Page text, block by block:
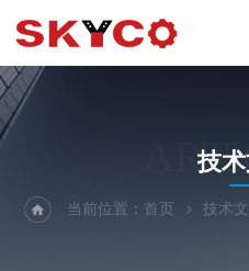
技
当前位置：首页 技术